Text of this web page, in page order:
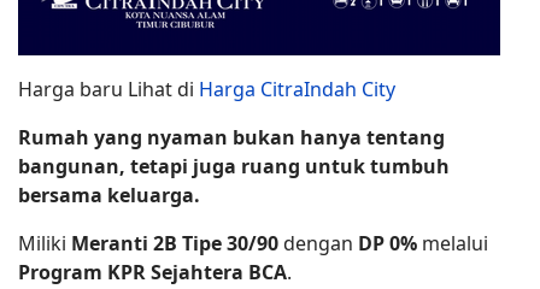
Harga baru Lihat di Harga CitraIndah City
Rumah yang nyaman bukan hanya tentang
bangunan, tetapi juga ruang untuk tumbuh
bersama keluarga.
Miliki Meranti 2B Tipe 30/90dengan DP 0% melalui
Program KPR Sejahtera BCA.